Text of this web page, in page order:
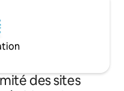
des sites